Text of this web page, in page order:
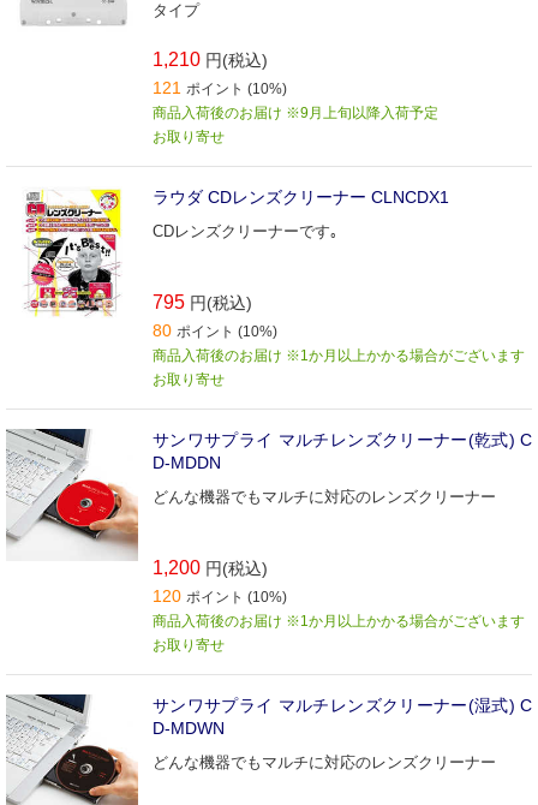
タイプ
1,210 円(税込)
121 ポイント (10%)
商品入荷後のお届け ※9月上旬以降入荷予定
お取り寄せ
ラウダ CDレンズクリーナー CLNCDX1
CDレンズクリーナーです｡
795 円(税込)
80 ポイント (10%)
商品入荷後のお届け ※1か月以上かかる場合がございます
お取り寄せ
サンワサプライ マルチレンズクリーナー(乾式) C
D-MDDN
どんな機器でもマルチに対応のレンズクリーナー
1,200 円(税込)
120 ポイント (10%)
商品入荷後のお届け ※1か月以上かかる場合がございます
お取り寄せ
サンワサプライ マルチレンズクリーナー(湿式) C
D-MDWN
どんな機器でもマルチに対応のレンズクリーナー